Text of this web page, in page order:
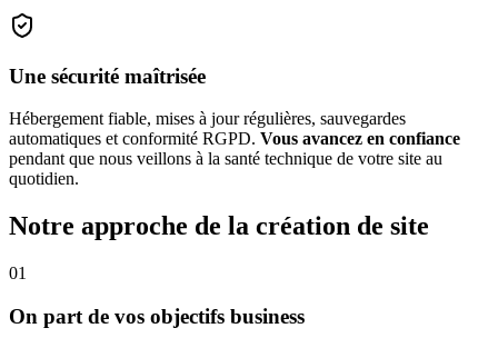
Une sécurité maîtrisée
Hébergement fiable, mises à jour régulières, sauvegardes
automatiques et conformité RGPD. Vous avancez en confiance
pendant que nous veillons à la santé technique de votre site au
quotidien.
Notre approche de la création de site
01
On part de vos objectifs business